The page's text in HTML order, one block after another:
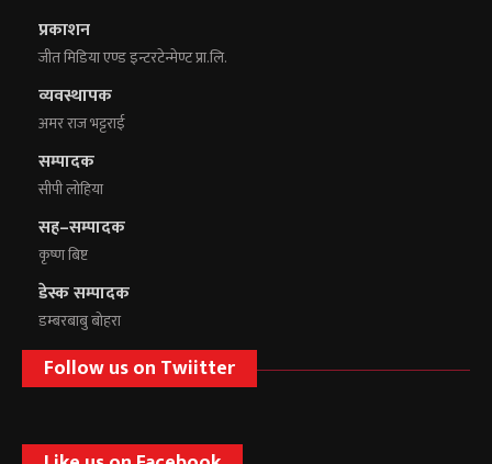
प्रकाशन
जीत मिडिया एण्ड इन्टरटेन्मेण्ट प्रा.लि.
व्यवस्थापक
अमर राज भट्टराई
सम्पादक
सीपी लोहिया
सह–सम्पादक
कृष्ण बिष्ट
डेस्क सम्पादक
डम्बरबाबु बोहरा
Follow us on Twiitter